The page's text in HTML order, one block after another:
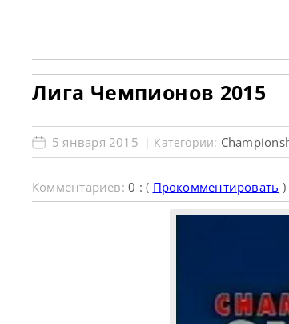
Лига Чемпионов 2015
5 января 2015 | Категории:
Комментариев:0 : ( Прокомментировать )